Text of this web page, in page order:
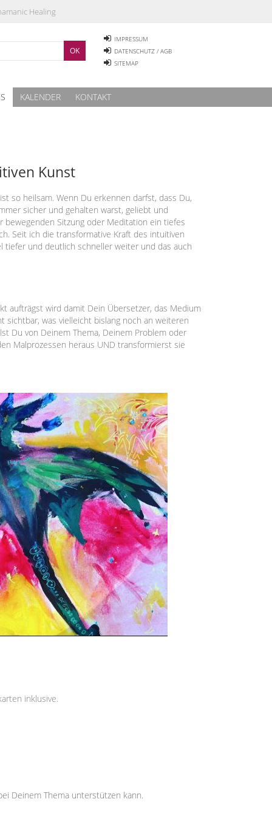
Healing
IMPRESSUM
DATENSCHUTZ / AGB
SITEMAP
KALENDER KONTAKT
Kunst
so heilsam. Wenn Du erkennen darfst, dass Du,
sicher und gehalten warst, geliebt und
bewegenden Sitzung oder Meditation ein tiefes
Seit ich die transformative Kraft des intuitiven
tiefer und deutlich schneller weiter und das auch
aufträgst wird damit Dein Übersetzer, das Medium
sichtbar, was vielleicht bislang noch an weiteren
Du von Deinem Thema, Deinem Problem oder
Malprozessen heraus UND transformierst sie
inklusive.
Deinem Thema unterstützen kann.